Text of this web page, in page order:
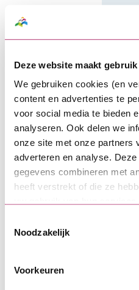
Deze website maakt
We gebruiken cookies (en
content en advertenties te
voor social media te bieden
analyseren. Ook delen we
onze site met onze partners
adverteren en analyse.
gegevens combineren met
heeft verstrekt of die ze
Noodzakelijk
Voorkeuren